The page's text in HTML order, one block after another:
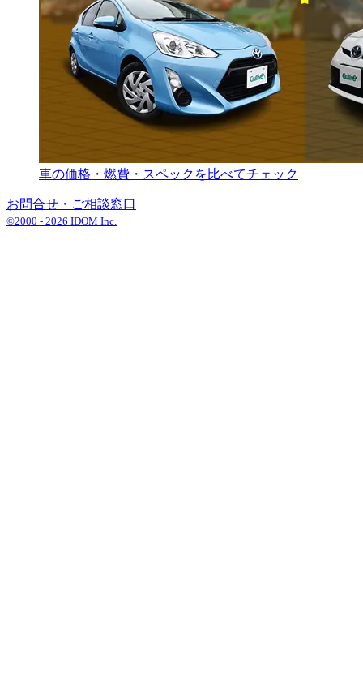
車の価格・燃費・スペックを比べてチェック
お問合せ・ご相談窓口
©2000 - 2026 IDOM Inc.